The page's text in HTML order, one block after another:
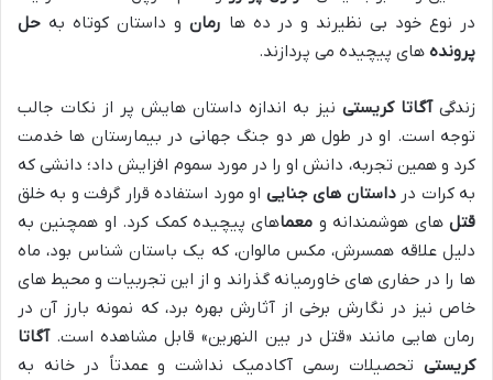
در نوع خود بی نظیرند و در ده ها رمان و داستان کوتاه به حل
پرونده های پیچیده می پردازند.
زندگیآگاتا کریستی نیز به اندازه داستان هایش پر از نکات جالب
توجه است. او در طول هر دو جنگ جهانی در بیمارستان ها خدمت
کرد و همین تجربه، دانش او را در مورد سموم افزایش داد؛ دانشی که
به کرات درداستان های جنایی او مورد استفاده قرار گرفت و به خلق
قتلهای هوشمندانه و معماهای پیچیده کمک کرد. او همچنین به
دلیل علاقه همسرش، مکس مالوان، که یک باستان شناس بود، ماه
ها را در حفاری های خاورمیانه گذراند و از این تجربیات و محیط های
خاص نیز در نگارش برخی از آثارش بهره برد، که نمونه بارز آن در
رمان هایی مانند «قتل در بین النهرین» قابل مشاهده است.آگاتا
کریستی تحصیلات رسمی آکادمیک نداشت و عمدتاً در خانه به